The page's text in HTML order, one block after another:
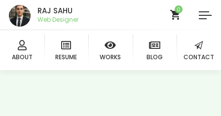
RAJ SAHU
Web Design
0
ABOUT RESUME WORKS BLOG CONTACT